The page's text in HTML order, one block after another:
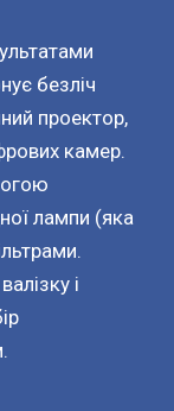
безліч
проектор,
камер.
лампи (яка
і